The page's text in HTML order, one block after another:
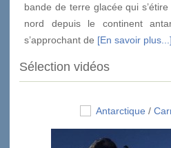
bande de terre glacée qui
nord depuis le continent
s’approchant de [En savoir plus...]
Sélection vidéos
Antarctique /